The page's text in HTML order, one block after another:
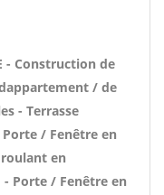
- Construction de
/ de
- Terrasse
/ Fenêtre en
en
Porte / Fenêtre en